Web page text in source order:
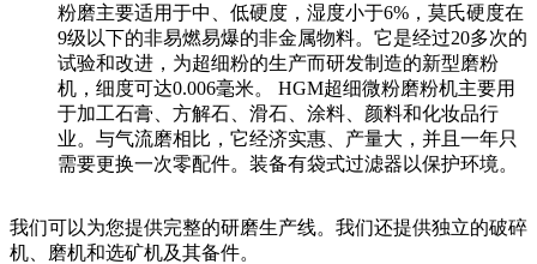
粉磨主要适用于中、低硬度，湿度小于6%，莫氏硬度在
9级以下的非易燃易爆的非金属物料。它是经过20多次的
试验和改进，为超细粉的生产而研发制造的新型磨粉
机，细度可达0.006毫米。 HGM超细微粉磨粉机主要用
于加工石膏、方解石、滑石、涂料、颜料和化妆品行
业。与气流磨相比，它经济实惠、产量大，并且一年只
需要更换一次零配件。装备有袋式过滤器以保护环境。
我们可以为您提供完整的研磨生产线。我们还提供独立的破碎
机、磨机和选矿机及其备件。